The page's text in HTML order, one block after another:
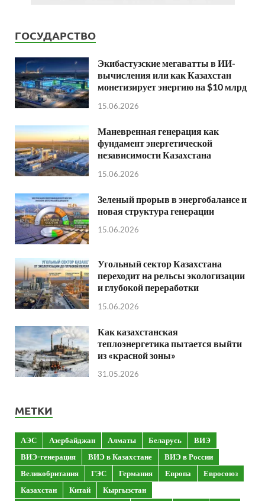
ГОСУДАРСТВО
Экибастузские мегаватты в ИИ-
вычисления или как Казахстан
монетизирует энергию на $10 млрд
15.06.2026
Маневренная генерация как
фундамент энергетической
независимости Казахстана
15.06.2026
Зеленый прорыв в энергобалансе и
новая структура генерации
15.06.2026
Угольный сектор Казахстана
переходит на рельсы экологизации
и глубокой переработки
15.06.2026
Как казахстанская
теплоэнергетика пытается выйти
из «красной зоны»
31.05.2026
МЕТКИ
АЭС Азербайджан Алматы Беларусь
ВИЭ
ВИЭ-генерация
ВИЭ в Казахстане
ВИЭ в России
Великобритания
ГЭС Германия Европа
Евросоюз
Казахстан
Китай
Кыргызстан